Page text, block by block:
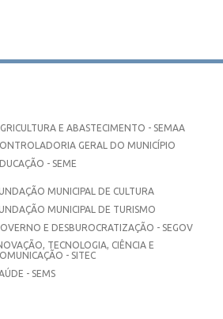
E ABASTECIMENTO - SEMAA
GERAL DO MUNICÍPIO
- SEME
MUNICIPAL DE CULTURA
MUNICIPAL DE TURISMO
E DESBUROCRATIZAÇÃO - SEGOV
TECNOLOGIA, CIÊNCIA E
- SITEC
- SEMS